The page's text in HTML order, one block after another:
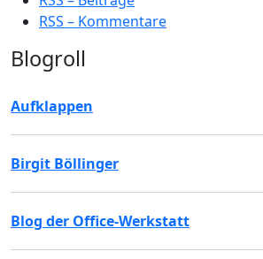
RSS – Kommentare
Blogroll
Aufklappen
Birgit Böllinger
Blog der Office-Werkstatt